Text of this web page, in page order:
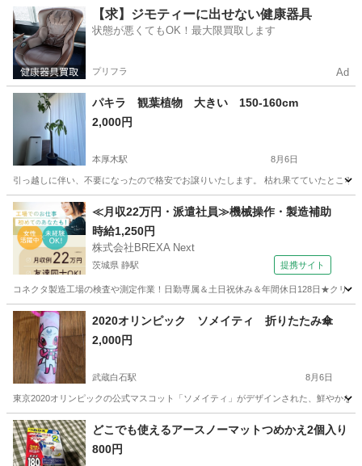
神奈川 相模原市 上溝駅 調理器具
【求】ジモティーに出せない健康器具
状態が悪くてもOK！最大限買取します
プリフラ Ad
パキラ 観葉植物 大きい 150-160cm
2,000円
本厚木駅 8月6日
引っ越しに伴い、不要になったので格安でお譲りいたします。 枯れ果てていたとこ
神奈川 厚木市 本厚木駅 家庭用品 パキラ
≪月収22万円・派遣社員≫機械操作・製造補助
時給1,250円
株式会社BREXA Next
茨城県 静駅 提携サイト
コネクタ製造工場の検査や測定作業！日勤専属＆土日祝休み＆年間休日128日★クリ
茨城 常陸大宮市 静駅 その他
2020オリンピック ソメイティ 折りたたみ傘
2,000円
武蔵白石駅 8月6日
東京2020オリンピックの公式マスコット「ソメイティ」がデザインされた、鮮やか
神奈川 川崎市 武蔵白石駅
どこでも使えるアースノーマットつめかえ2個入り
800円